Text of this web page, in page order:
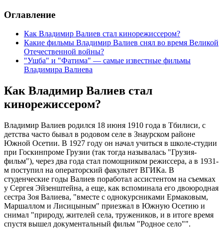
Оглавление
Как Владимир Валиев стал кинорежиссером?
Какие фильмы Владимир Валиев снял во время Великой
Отечественной войны?
"Ушба" и "Фатима" — самые известные фильмы
Владимира Валиева
Как Владимир Валиев стал
кинорежиссером?
Владимир Валиев родился 18 июня 1910 года в Тбилиси, с
детства часто бывал в родовом селе в Знаурском районе
Южной Осетии. В 1927 году он начал учиться в школе-студии
при Госкинпроме Грузии (так тогда называлась "Грузия-
фильм"), через два года стал помощником режиссера, а в 1931-
м поступил на операторский факультет ВГИКа. В
студенческие годы Валиев поработал ассистентом на съемках
у Сергея Эйзенштейна, а еще, как вспоминала его двоюродная
сестра Зоя Валиева, "вместе с однокурсниками Ермаковым,
Маршаллом и Лисицыным" приезжал в Южную Осетию и
снимал "природу, жителей села, тружеников, и в итоге время
спустя вышел документальный фильм "Родное село"".